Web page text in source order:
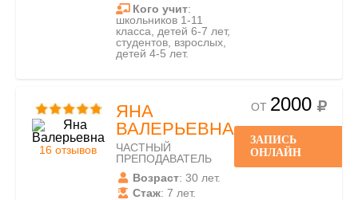
Кого учит:
школьников 1-11
класса, детей 6-7 лет,
студентов, взрослых,
детей 4-5 лет.
16 отзывов
ЯНА
ВАЛЕРЬЕВНА
ЧАСТНЫЙ
ПРЕПОДАВАТЕЛЬ
Возраст: 30 лет.
Стаж: 7 лет.
ОТ 2000
ЗАПИСЬ
ОНЛАЙН